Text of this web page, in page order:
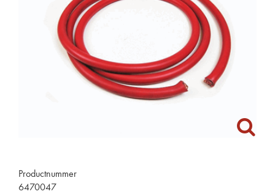
Productnummer
6470047